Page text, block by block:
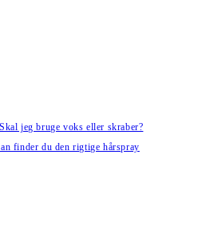
jeg bruge voks eller skraber?
finder du den rigtige hårspray